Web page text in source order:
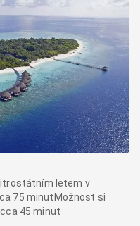
letem v
75 minutMožnost si
45 minut